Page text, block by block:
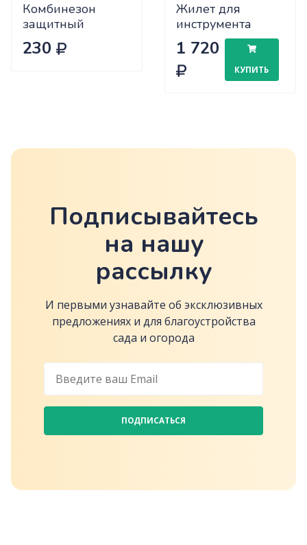
Комбинезон
защитный
СТАНДАРТ для
малярных работ
230
Жилет для
инструмента
510х600мм "
MATRIX "
1 720
КУПИТЬ
Подписывайтесь
на нашу
рассылку
И первыми узнавайте об эксклюзивных
предложениях и для благоустройства
сада и огорода
ПОДПИСАТЬСЯ